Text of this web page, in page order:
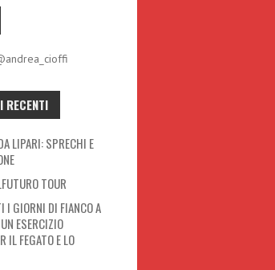
RECENTI
LIPARI: SPRECHI E
TOUR
I GIORNI DI FIANCO A
ESERCIZIO
IL FEGATO E LO